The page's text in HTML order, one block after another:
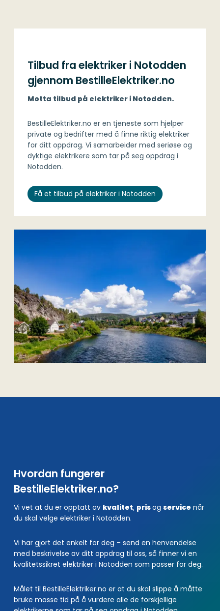
Tilbud fra elektriker i Notodden
gjennom BestilleElektriker.no
Motta tilbud på elektriker i Notodden.
BestilleElektriker.no er en tjeneste som hjelper
private og bedrifter med å finne riktig elektriker
for ditt oppdrag. Vi samarbeider med seriøse og
dyktige elektrikere som tar på seg oppdrag i
Notodden.
Få et tilbud på elektriker i Notodden
Hvordan fungerer
BestilleElektriker.no?
Vi vet at du er opptatt av kvalitet, prisog service når
du skal velge elektriker i Notodden.
Vi har gjort det enkelt for deg – send en henvendelse
med beskrivelse av ditt oppdrag til oss, så finner vi en
kvalitetssikret elektriker i Notodden som passer for deg.
Målet til BestilleElektriker.no er at du skal slippe å måtte
bruke masse tid på å vurdere alle de forskjellige